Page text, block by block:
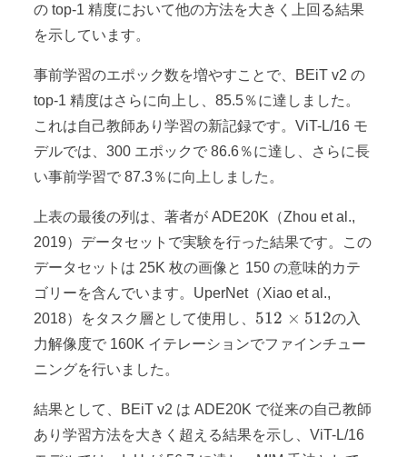
の top-1 精度において他の方法を大きく上回る結果
を示しています。
事前学習のエポック数を増やすことで、BEiT v2 の
top-1 精度はさらに向上し、85.5％に達しました。
これは自己教師あり学習の新記録です。ViT-L/16 モ
デルでは、300 エポックで 86.6％に達し、さらに長
い事前学習で 87.3％に向上しました。
上表の最後の列は、著者が ADE20K（Zhou et al.,
2019）データセットで実験を行った結果です。この
データセットは 25K 枚の画像と 150 の意味的カテ
ゴリーを含んでいます。UperNet（Xiao et al.,
2018）をタスク層として使用し、 512
\times
512 × 512の入
力解像度で 160K イテレーションでファインチュー
ニングを行いました。
結果として、BEiT v2 は ADE20K で従来の自己教師
あり学習方法を大きく超える結果を示し、ViT-L/16